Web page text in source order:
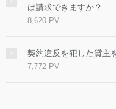
は請求できますか？
8,620 PV
契約違反を犯した貸主
7,772 PV